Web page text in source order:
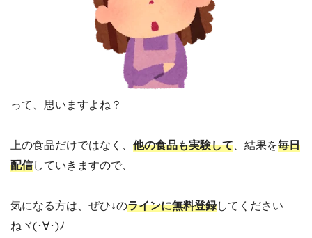
って、思いますよね？
上の食品だけではなく、 他の食品も実験して、結果を毎日
配信していきますので、
気になる方は、ぜひ↓のラインに無料登録してください
ねヾ(･∀･)ﾉ